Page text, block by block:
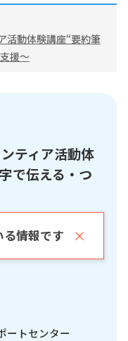
活動体験講座“要約筆
援～
ティア活動体
で伝える・つ
×
情報です
ートセンター